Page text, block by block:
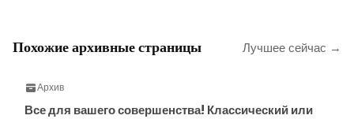
Похожие архивные страницы Лучшее сейчас →
Архив
Все для вашего совершенства! Классический или